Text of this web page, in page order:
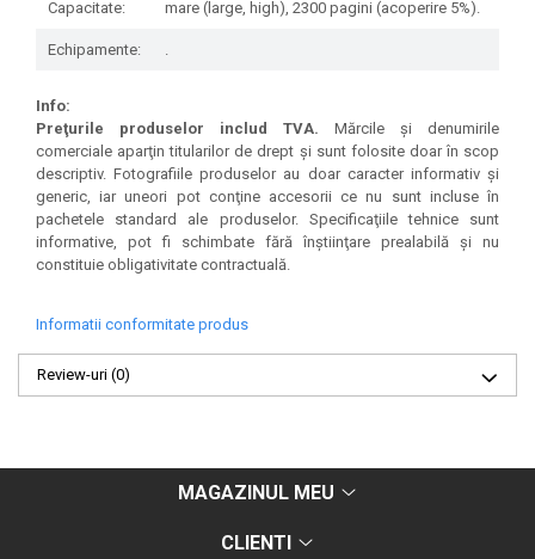
Capacitate: mare (large, high), 2300 pagini (acoperire 5%).
Echipamente:
Info:
Preţurile produselor includ TVA. Mărcile şi denumirile
comerciale aparţin titularilor de drept şi sunt folosite doar în scop
descriptiv. Fotografiile produselor au doar caracter informativ şi
generic, iar uneori pot conţine accesorii ce nu sunt incluse în
pachetele standard ale produselor. Specificaţiile tehnice sunt
informative, pot fi schimbate fără înştiinţare prealabilă şi nu
constituie obligativitate contractuală.
Informatii conformitate produs
Review-uri (0)
MAGAZINUL MEU
CLIENTI